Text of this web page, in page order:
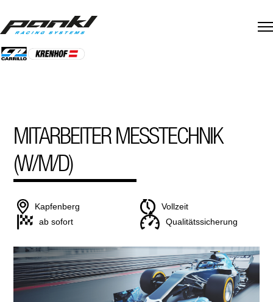
content
MITARBEITER MESSTECHNIK
(W/M/D)
Kapfenberg
Vollzeit
ab sofort
Qualitätssicherung